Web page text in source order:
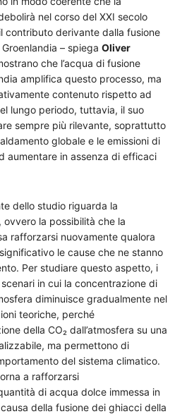
nel corso del XXI secolo
contributo derivante dalla fusione
– spiega Oliver
che l’acqua di fusione
amplifica questo processo, ma
contenuto rispetto ad
lungo periodo, tuttavia, il suo
sempre più rilevante, soprattutto
globale e le emissioni di
aumentare in assenza di efficaci
dello studio riguarda la
la possibilità che la
rafforzarsi nuovamente qualora
le cause che ne stanno
Per studiare questo aspetto, i
in cui la concentrazione di
diminuisce gradualmente nel
teoriche, perché
della CO₂ dall’atmosfera su una
ma permettono di
del sistema climatico.
a rafforzarsi
di acqua dolce immessa in
della fusione dei ghiacci della